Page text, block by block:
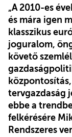
„A 2010-es
és mára igen
klasszikus
joguralom,
követő
tervgazdaság
ebbe a
felkérésére
Rendszeres